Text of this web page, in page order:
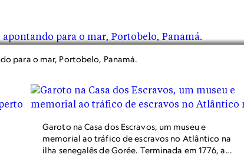
para o mar, Portobelo, Panamá.
Garoto na Casa dos Escravos, um museu e
memorial ao tráfico de escravos no Atlântico na
ilha senegalês de Gorée. Terminada em 1776, a